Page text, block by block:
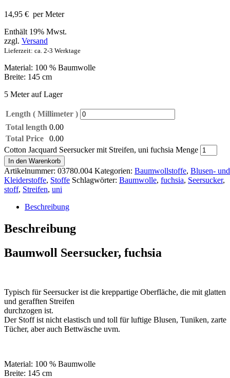
14,95 € per Meter
Enthält 19% Mwst.
zzgl. Versand
Lieferzeit: ca. 2-3 Werktage
Material: 100 % Baumwolle
Breite: 145 cm
5 Meter auf Lager
Length ( Millimeter )
Total length 0.00
Total Price
0.00
Cotton Jacquard Seersucker mit Streifen, uni fuchsia Menge
In den Warenkorb
Artikelnummer: 03780.004 Kategorien: Baumwollstoffe, Blusen- und
Kleiderstoffe, Stoffe Schlagwörter: Baumwolle, fuchsia, Seersucker,
stoff, Streifen, uni
Beschreibung
Beschreibung
Baumwoll Seersucker, fuchsia
Typisch für Seersucker ist die kreppartige Oberfläche, die mit glatten
und gerafften Streifen
durchzogen ist.
Der Stoff ist nicht elastisch und toll für luftige Blusen, Tuniken, zarte
Tücher, aber auch Bettwäsche uvm.
Material: 100 % Baumwolle
Breite: 145 cm